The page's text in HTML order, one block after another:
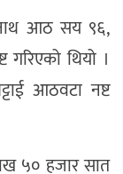
आठ सय ९६,
थियो ।
आठवटा नष्ट
५० हजार सात